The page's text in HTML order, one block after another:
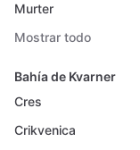
Murter
Mostrar todo
Bahía de Kvarner
Cres
Crikvenica